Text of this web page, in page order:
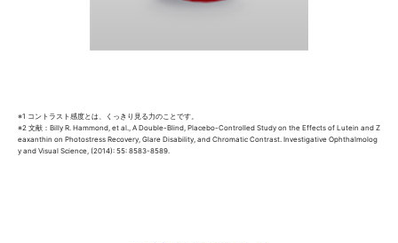
※1 コントラスト感度とは、くっきり見る力のことです。
※2 文献：Billy R. Hammond, et al., A Double-Blind, Placebo-Controlled Study on the Effects of Lutein and Z
eaxanthin on Photostress Recovery, Glare Disability, and Chromatic Contrast. Investigative Ophthalmolog
y and Visual Science, (2014): 55: 8583-8589.